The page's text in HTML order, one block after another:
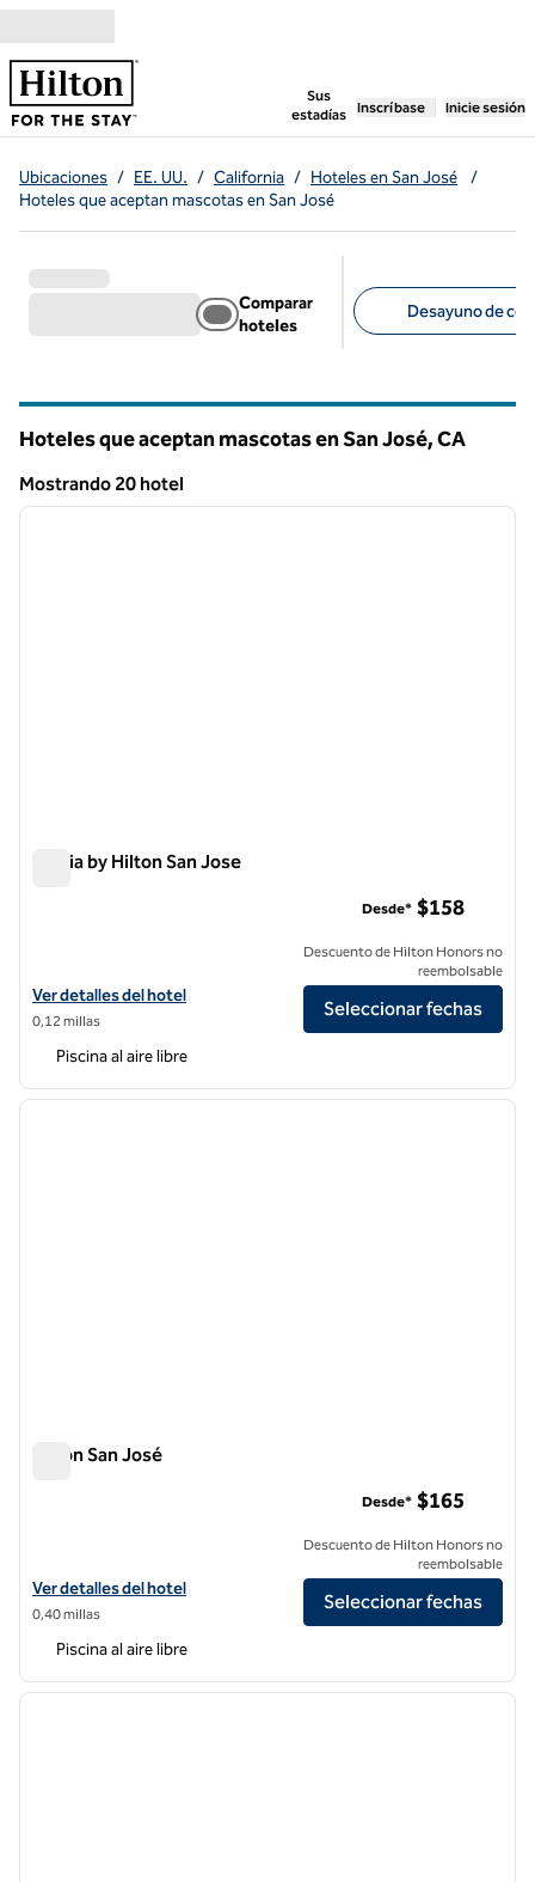
Saltar a contenido
Sus
estadías
, abre una pestaña
Inscríbase Inicie sesión
Ubicaciones / EE. UU. / California / Hoteles en San José
/
Hoteles que aceptan mascotas en San José
Comparar
hoteles
Desayuno de
Hoteles que aceptan mascotas en San José,CA
Mostrando 20 hotel
Mostrando 20 hotel
1 de 12
Signia by Hilton San Jose
Ver detalles del hotel Signia by Hilton San Jose
Ver detalles del hotel
0,12 millas
Desde* $158
Descuento de Hilton Honors no
reembolsable
Seleccionar fechas
Piscina al aire libre
1 de 12
Hilton San José
Ver detalles del hotel Hilton San Jose
Ver detalles del hotel
0,40 millas
Desde* $165
Descuento de Hilton Honors no
reembolsable
Seleccionar fechas
Piscina al aire libre
1 de 12